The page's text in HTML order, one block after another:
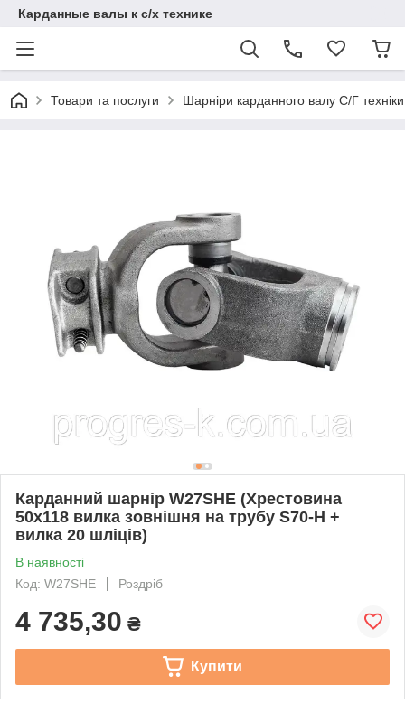
Карданные валы к с/х технике
Товари та послуги Шарніри карданного валу С/Г техніки
Карданний шарнір W27SHE (Хрестовина
50х118 вилка зовнішня на трубу S70-Н +
вилка 20 шліців)
В наявності
Код: W27SHE
Роздріб
4 735,30 ₴
Купити